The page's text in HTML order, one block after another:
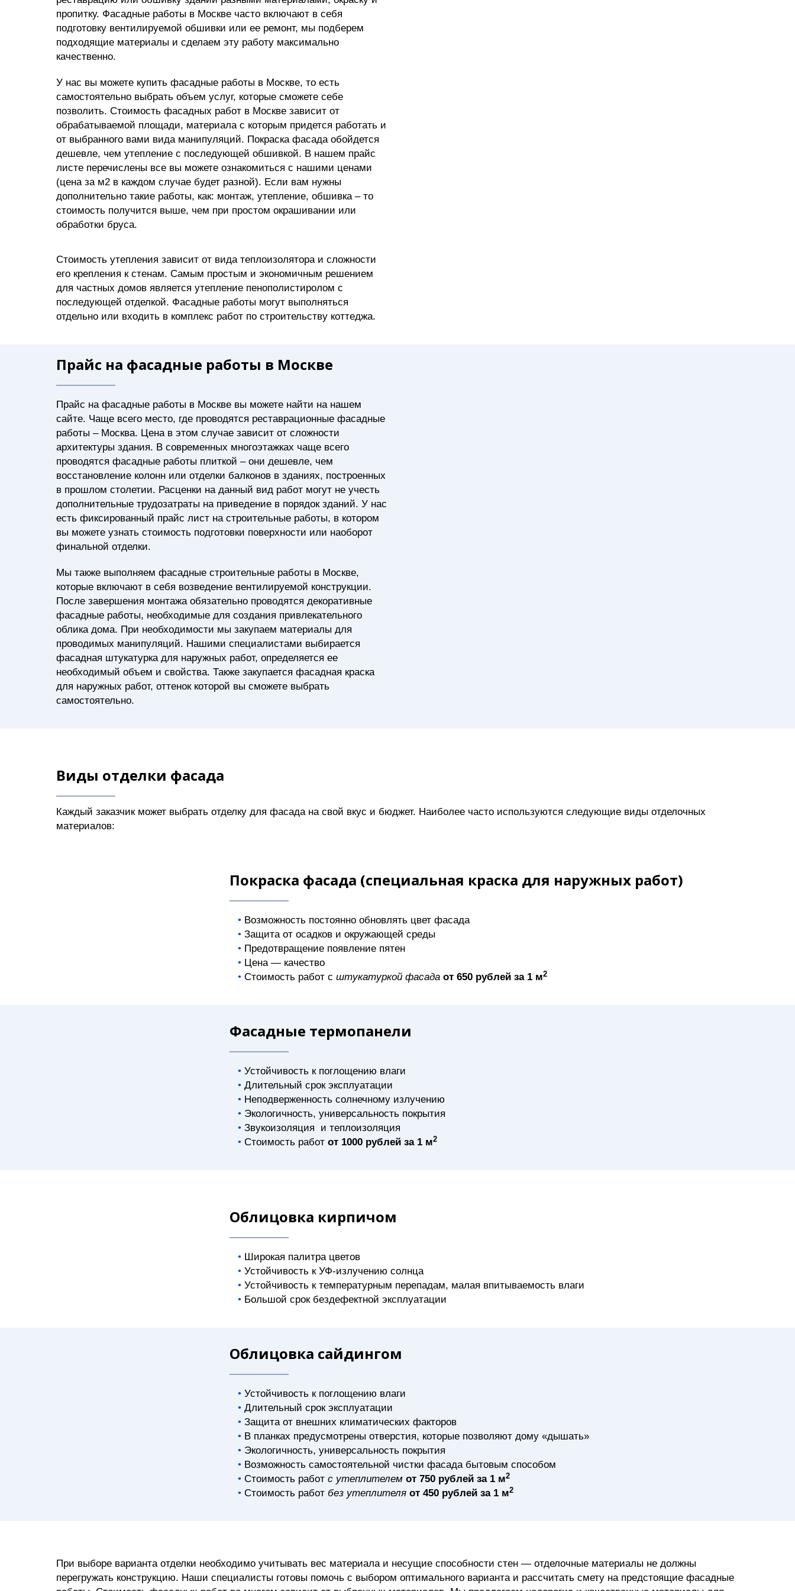
пропитку. Фасадные работы в Москве часто включают в себя
подготовку вентилируемой обшивки или ее ремонт, мы подберем
подходящие материалы и сделаем эту работу максимально
качественно.
У нас вы можете купить фасадные работы в Москве, то есть
самостоятельно выбрать объем услуг, которые сможете себе
позволить. Стоимость фасадных работ в Москве зависит от
обрабатываемой площади, материала с которым придется работать и
от выбранного вами вида манипуляций. Покраска фасада обойдется
дешевле, чем утепление с последующей обшивкой. В нашем прайс
листе перечислены все вы можете ознакомиться с нашими ценами
(цена за м2 в каждом случае будет разной). Если вам нужны
дополнительно такие работы, как: монтаж, утепление, обшивка – то
стоимость получится выше, чем при простом окрашивании или
обработки бруса.
Стоимость утепления зависит от вида теплоизолятора и сложности
его крепления к стенам. Самым простым и экономичным решением
для частных домов является утепление пенополистиролом с
последующей отделкой. Фасадные работы могут выполняться
отдельно или входить в комплекс работ по строительству коттеджа.
Прайс на фасадные работы в Москве
Прайс на фасадные работы в Москве вы можете найти на нашем
сайте. Чаще всего место, где проводятся реставрационные фасадные
работы – Москва. Цена в этом случае зависит от сложности
архитектуры здания. В современных многоэтажках чаще всего
проводятся фасадные работы плиткой – они дешевле, чем
восстановление колонн или отделки балконов в зданиях, построенных
в прошлом столетии. Расценки на данный вид работ могут не учесть
дополнительные трудозатраты на приведение в порядок зданий. У нас
есть фиксированный прайс лист на строительные работы, в котором
вы можете узнать стоимость подготовки поверхности или наоборот
финальной отделки.
Мы также выполняем фасадные строительные работы в Москве,
которые включают в себя возведение вентилируемой конструкции.
После завершения монтажа обязательно проводятся декоративные
фасадные работы, необходимые для создания привлекательного
облика дома. При необходимости мы закупаем материалы для
проводимых манипуляций. Нашими специалистами выбирается
фасадная штукатурка для наружных работ, определяется ее
необходимый объем и свойства. Также закупается фасадная краска
для наружных работ, оттенок которой вы сможете выбрать
самостоятельно.
Виды отделки фасада
Каждый заказчик может выбрать отделку для фасада на свой вкус и бюджет. Наиболее часто используются следующие виды отделочных
материалов:
Покраска фасада (специальная краска для наружных работ)
Возможность постоянно обновлять цвет фасада
Защита от осадков и окружающей среды
Предотвращение появление пятен
Цена — качество
Стоимость работ с штукатуркой фасада от 650 рублей за 1 м2
Фасадные термопанели
Устойчивость к поглощению влаги
Длительный срок эксплуатации
Неподверженность солнечному излучению
Экологичность, универсальность покрытия
Звукоизоляция и теплоизоляция
Стоимость работ от 1000 рублей за 1 м2
Облицовка кирпичом
Широкая палитра цветов
Устойчивость к УФ-излучению солнца
Устойчивость к температурным перепадам, малая впитываемость влаги
Большой срок бездефектной эксплуатации
Облицовка сайдингом
Устойчивость к поглощению влаги
Длительный срок эксплуатации
Защита от внешних климатических факторов
В планках предусмотрены отверстия, которые позволяют дому «дышать»
Экологичность, универсальность покрытия
Возможность самостоятельной чистки фасада бытовым способом
Стоимость работ с утеплителем от 750 рублей за 1 м2
Стоимость работ без утеплителя от 450 рублей за 1 м2
При выборе варианта отделки необходимо учитывать вес материала и несущие способности стен — отделочные материалы не должны
перегружать конструкцию. Наши специалисты готовы помочь с выбором оптимального варианта и рассчитать смету на предстоящие фасадные